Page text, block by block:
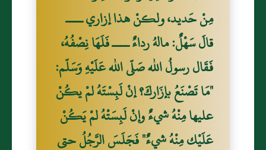
مِنْ حَديد، ولكنْ هذا إزاري ــــ
قالَ سَهْلٌ: مالهُ رداءٌ ــــ فَلَهَا نِصْفُهُ،
فَقَال رسولُ الله صَلّى الله عَلَيْهِ وَسَلّم:
"مَا تَصْنَعُ بإزَاركَ؟ إنْ لَبِسْتَهُ لمْ يكُنْ
عليها مِنْهُ شيءٌ وإنْ لَبِسَتْهُ لمْ يَكُنْ
عَلَيْك مِنْهُ شيءٌ" فَجَلَسَ الرَّجُلُ حتى